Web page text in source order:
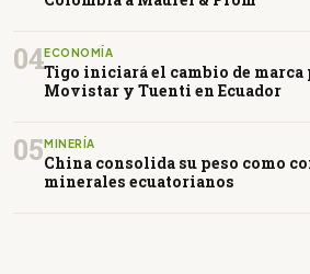
04ECONOMÍA
Tigo iniciará el cambio de marca
Movistar y Tuenti en Ecuador
05 MINERÍA
China consolida su peso como
minerales ecuatorianos